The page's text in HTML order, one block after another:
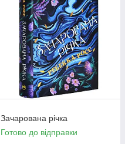
Зачарована річка
Готово до відправки